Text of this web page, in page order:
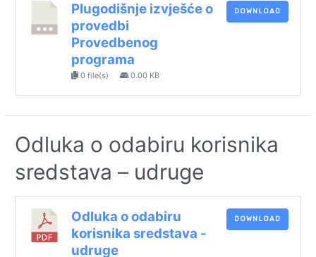
Plugodišnje izvješće o
provedbi
Provedbenog
programa
0 file(s) 0.00 KB
DOWNLOAD
Odluka o odabiru korisnika
sredstava – udruge
Odluka o odabiru
korisnika sredstava -
udruge
DOWNLOAD